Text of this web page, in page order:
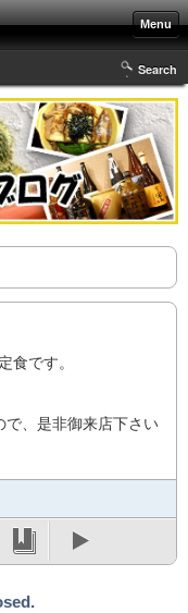
Menu
Search
食です。
で、是非御来店下さい